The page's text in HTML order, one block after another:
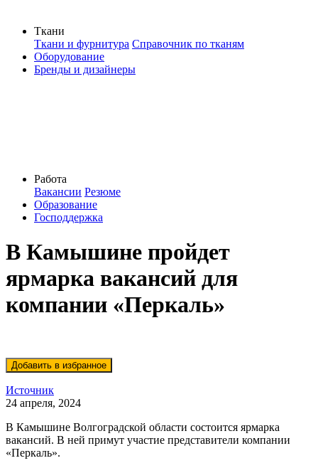
Ткани
Ткани и фурнитура Справочник по тканям
Оборудование
Бренды и дизайнеры
Работа
Вакансии Резюме
Образование
Господдержка
В Камышине пройдет
ярмарка вакансий для
компании «Перкаль»
Источник
24 апреля, 2024
В Камышине Волгоградской области состоится ярмарка
вакансий. В ней примут участие представители компании
«Перкаль».